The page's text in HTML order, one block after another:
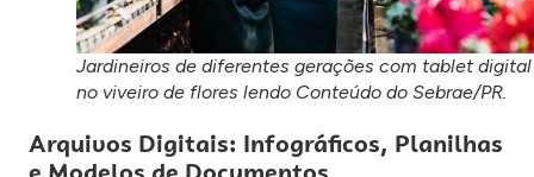
Jardineiros de diferentes gerações com tablet digital
no viveiro de flores lendo Conteúdo do Sebrae/PR.
Arquivos Digitais: Infográficos, Planilhas